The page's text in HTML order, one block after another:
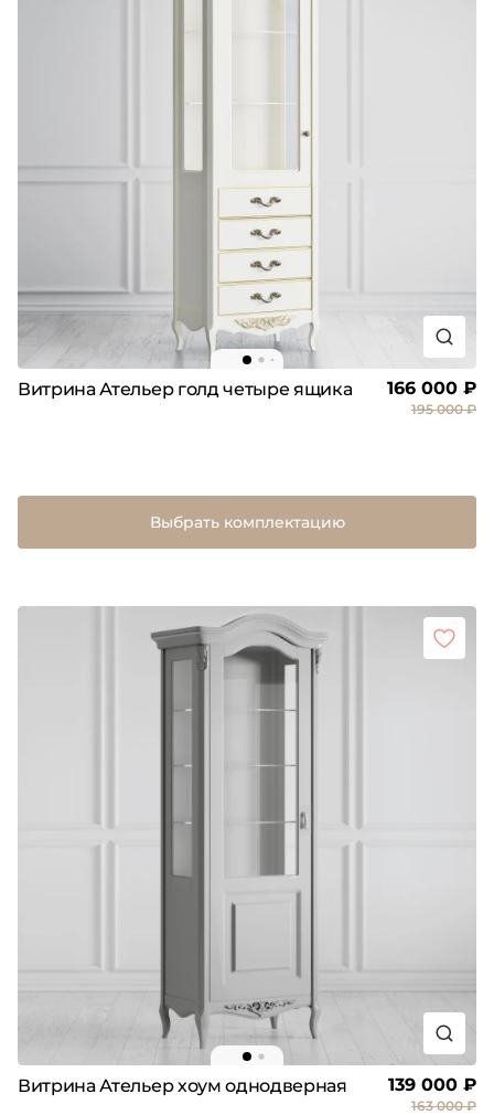
Витрина Ательер голд четыре ящика 166 000 ₽
195 000 ₽
Выбрать комплектацию
Витрина Ательер хоум однодверная 139 000 ₽
163 000 ₽